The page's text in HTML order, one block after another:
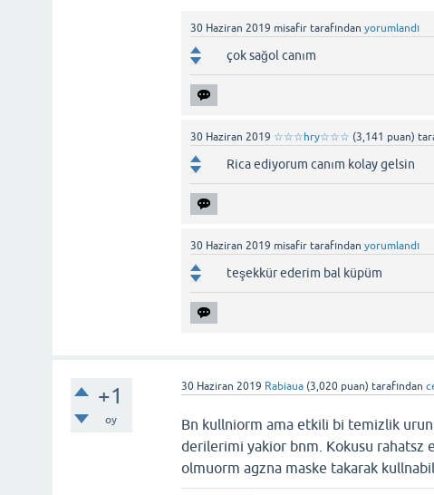
30 Haziran 2019 misafir tarafından yorumlandı
çok sağol canım
30 Haziran 2019 ☆☆☆hry☆☆☆ (3,141 puan)
Rica ediyorum canım kolay gelsin
30 Haziran 2019 misafir tarafından yorumlandı
teşekkür ederim bal küpüm
+1
oy
30 Haziran 2019 Rabiaua (3,020 puan) tarafından
Bn kullniorm ama etkili bi temizlik
derilerimi yakior bnm. Kokusu rahatsz
olmuorm agzna maske takarak